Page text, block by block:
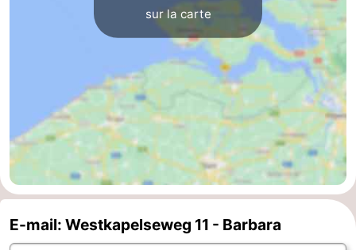
Schouwen-
Duiveland
-
Renesse
-
Bruinisse
-
sur la carte
E-mail: Westkapelseweg 11 - Barbara